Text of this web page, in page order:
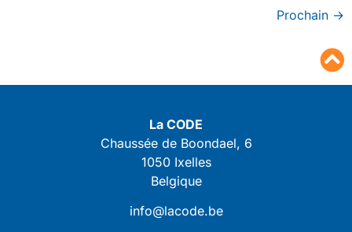
Prochain →
La CODE
Chaussée de Boondael, 6
1050 Ixelles
Belgique
info@lacode.be